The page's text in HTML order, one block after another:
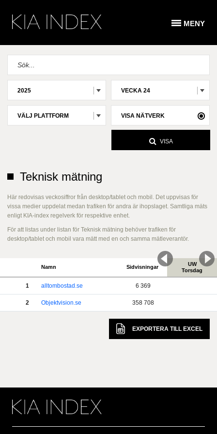
MENY
VISA
2025 VECKA 24
VÄLJ PLATTFORM VISA NÄTVERK
Teknisk mätning
Här redovisas veckosiffror från desktop/tablet och mobil. Det uppvisas för
vissa medier uppdelat medan trafiken för andra är ihopslaget. Samtliga mäts
enligt KIA-index regelverk för respektive enhet.
För att listas under listan för Teknisk mätning behöver trafiken för
desktop/tablet och mobil vara mätt med en och samma mätleverantör.
Namn Sidvisningar
UW
Torsdag
1 alltombostad.se 6 369
2 Objektvision.se 358 708
EXPORTERA TILL EXCEL